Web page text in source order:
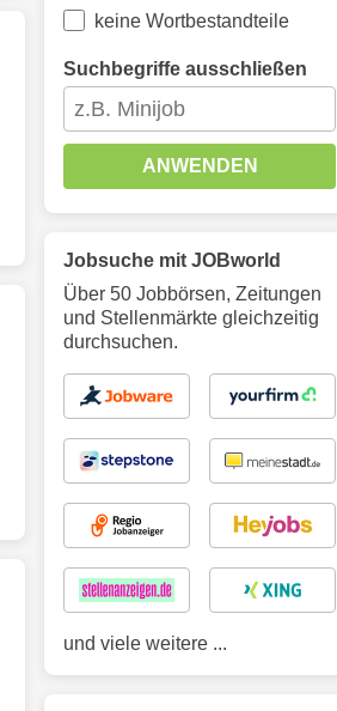
keine Wortbestandteile
Suchbegriffe ausschließen
ANWENDEN
Jobsuche mit JOBworld
Über 50 Jobbörsen, Zeitungen
und Stellenmärkte gleichzeitig
durchsuchen.
und viele weitere ...